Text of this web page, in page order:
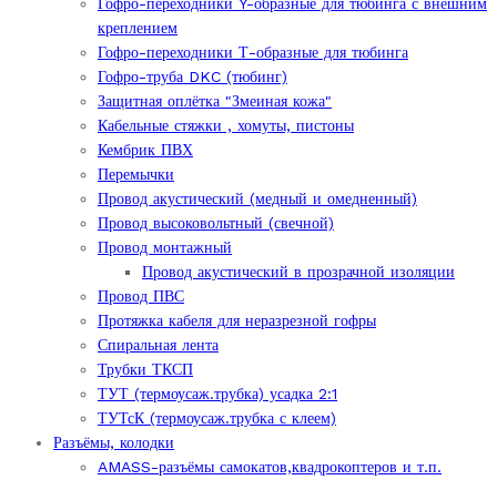
креплением
Гофро-переходники Т-образные для тюбинга
Гофро-труба DKC (тюбинг)
Защитная оплётка "Змеиная кожа"
Кабельные стяжки , хомуты, пистоны
Кембрик ПВХ
Перемычки
Провод акустический (медный и омедненный)
Провод высоковольтный (свечной)
Провод монтажный
Провод акустический в прозрачной изоляции
Провод ПВС
Протяжка кабеля для неразрезной гофры
Спиральная лента
Трубки ТКСП
ТУТ (термоусаж.трубка) усадка 2:1
ТУТсК (термоусаж.трубка с клеем)
Разъёмы, колодки
AMASS-разъёмы самокатов,квадрокоптеров и т.п.